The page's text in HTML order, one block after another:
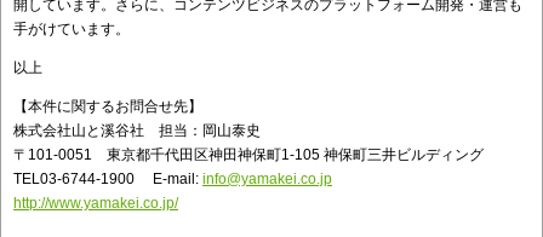
開しています。さらに、コンテンツビジネスのプラットフォーム開発・運営も
手がけています。
以上
【本件に関するお問合せ先】
株式会社山と溪谷社 担当：岡山泰史
〒101-0051 東京都千代田区神田神保町1-105 神保町三井ビルディング
TEL03-6744-1900 E-mail: info@yamakei.co.jp
http://www.yamakei.co.jp/